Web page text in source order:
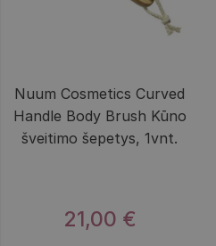
Nuum Cosmetics Curved
Handle Body Brush Kūno
šveitimo šepetys, 1vnt.
21,00 €